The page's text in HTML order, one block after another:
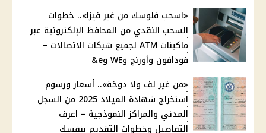
«اسحب فلوسك من غير فيزا».. خطوات
السحب النقدي من المحافظ الإلكترونية عبر
ماكينات ATM لجميع شبكات الاتصالات –
فودافون وأورنج وWE وe&
«من غير لف ولا دوخة».. أسعار ورسوم
استخراج شهادة الميلاد 2025 من السجل
المدني والمراكز النموذجية – اعرف
التفاصيل وخطوات التقديم بنفسك